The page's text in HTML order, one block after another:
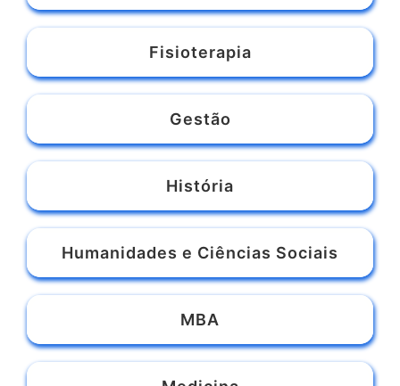
Educação Física
Enfermagem
Engenharia
Farmácia
Fisioterapia
Gestão